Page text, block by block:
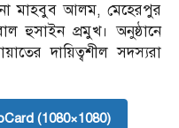
মাহবুব আলম, মেহেরপুর
হুসাইন প্রমুখ। অনুষ্ঠানে
দায়িত্বশীল সদস্যরা
(1080×1080)